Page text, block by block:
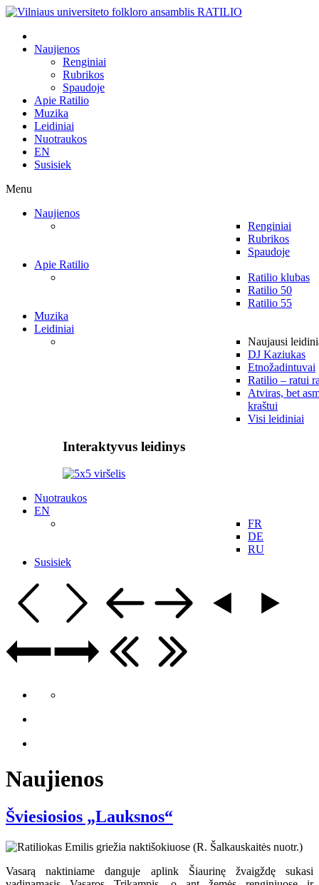
Naujienos
Renginiai
Rubrikos
Spaudoje
Apie Ratilio
Muzika
Leidiniai
Nuotraukos
EN
Susisiek
Menu
Naujienos
Renginiai
Rubrikos
Spaudoje
Apie Ratilio
Ratilio klubas
Ratilio 50
Ratilio 55
Muzika
Leidiniai
Naujausi
DJ Kaziukas
Etnožadintuvai
Ratilio – ratui
Atviras, bet
kraštui
Visi leidiniai
Interaktyvus leidinys
Nuotraukos
EN
FR
DE
RU
Susisiek
Naujienos
Šviesiosios „Lauksnos“
Vasarą naktiniame danguje aplink Šiaurinę žvaigždę sukasi